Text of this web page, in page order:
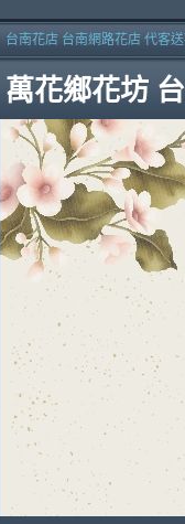
萬花鄉花坊
台南花店 台南網路花店 代客